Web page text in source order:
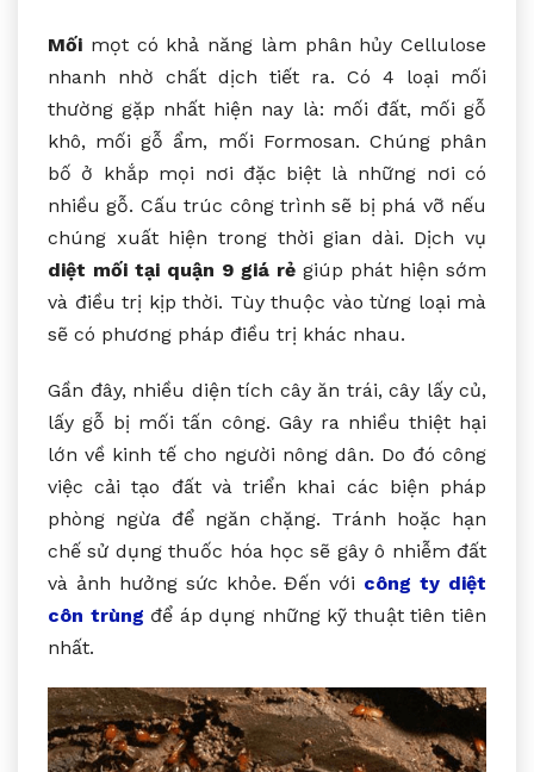
Mối mọt có khả năng làm phân hủy Cellulose
nhanh nhờ chất dịch tiết ra. Có 4 loại mối
thường gặp nhất hiện nay là: mối đất, mối gỗ
khô, mối gỗ ẩm, mối Formosan. Chúng phân
bố ở khắp mọi nơi đặc biệt là những nơi có
nhiều gỗ. Cấu trúc công trình sẽ bị phá vỡ nếu
chúng xuất hiện trong thời gian dài. Dịch vụ
diệt mối tại quận 9 giá rẻ giúp phát hiện sớm
và điều trị kịp thời. Tùy thuộc vào từng loại mà
sẽ có phương pháp điều trị khác nhau.
Gần đây, nhiều diện tích cây ăn trái, cây lấy củ,
lấy gỗ bị mối tấn công. Gây ra nhiều thiệt hại
lớn về kinh tế cho người nông dân. Do đó công
việc cải tạo đất và triển khai các biện pháp
phòng ngừa để ngăn chặng. Tránh hoặc hạn
chế sử dụng thuốc hóa học sẽ gây ô nhiễm đất
và ảnh hưởng sức khỏe. Đến với công ty diệt
côn trùng để áp dụng những kỹ thuật tiên tiên
nhất.